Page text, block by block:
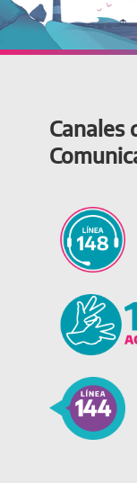
Canales